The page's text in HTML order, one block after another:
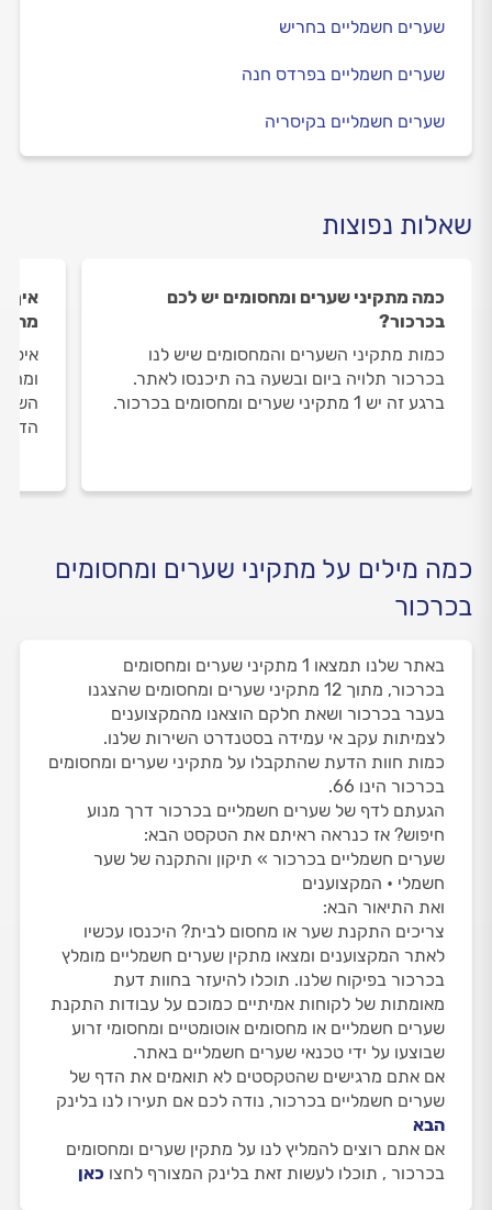
שערים חשמליים בחריש
שערים חשמליים בפרדס חנה
שערים חשמליים בקיסריה
שאלות נפוצות
כמה מתקיני שערים ומחסומים יש לכם
בכרכור?
כמות מתקיני השערים והמחסומים שיש לנו
בכרכור תלויה ביום ובשעה בה תיכנסו לאתר.
ברגע זה יש 1 מתקיני שערים ומחסומים בכרכור.
איך
כמה מילים על מתקיני שערים ומחסומים
בכרכור
באתר שלנו תמצאו 1 מתקיני שערים ומחסומים
בכרכור, מתוך 12 מתקיני שערים ומחסומים שהצגנו
בעבר בכרכור ושאת חלקם הוצאנו מהמקצוענים
לצמיתות עקב אי עמידה בסטנדרט השירות שלנו.
כמות חוות הדעת שהתקבלו על מתקיני שערים ומחסומים
בכרכור הינו 66.
הגעתם לדף של שערים חשמליים בכרכור דרך מנוע
חיפוש? אז כנראה ראיתם את הטקסט הבא:
שערים חשמליים בכרכור » תיקון והתקנה של שער
חשמלי • המקצוענים
ואת התיאור הבא:
צריכים התקנת שער או מחסום לבית? היכנסו עכשיו
לאתר המקצוענים ומצאו מתקין שערים חשמליים מומלץ
בכרכור בפיקוח שלנו. תוכלו להיעזר בחוות דעת
מאומתות של לקוחות אמיתיים כמוכם על עבודות התקנת
שערים חשמליים או מחסומים אוטומטיים ומחסומי זרוע
שבוצעו על ידי טכנאי שערים חשמליים באתר.
אם אתם מרגישים שהטקסטים לא תואמים את הדף של
שערים חשמליים בכרכור, נודה לכם אם תעירו לנו בלינק
הבא
אם אתם רוצים להמליץ לנו על מתקין שערים ומחסומים
בכרכור , תוכלו לעשות זאת בלינק המצורף לחצו כאן